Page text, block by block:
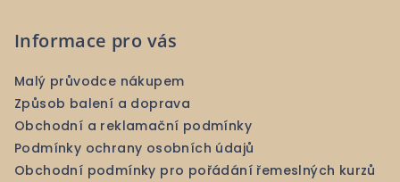
Informace pro vás
Malý průvodce nákupem
Způsob balení a doprava
Obchodní a reklamační podmínky
Podmínky ochrany osobních údajů
Obchodní podmínky pro pořádání řemeslných kurzů